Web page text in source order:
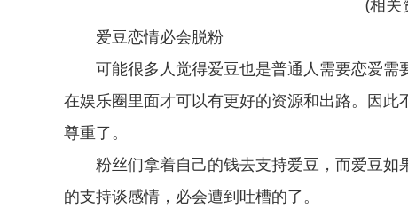
爱豆恋情必会脱粉
可能很多人觉得爱豆也是普通人需要恋爱需
在娱乐圈里面才可以有更好的资源和出路。因
尊重了。
粉丝们拿着自己的钱去支持爱豆，而爱豆
的支持谈感情，必会遭到吐槽的了。